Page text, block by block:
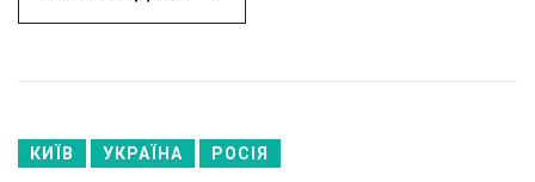
КИЇВ УКРАЇНА РОСІЯ